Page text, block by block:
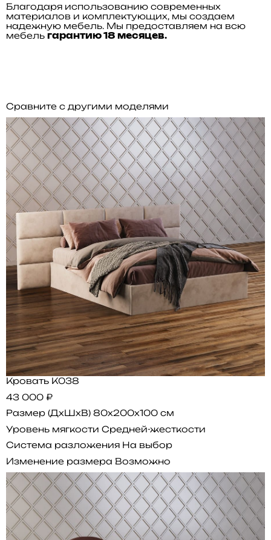
Благодаря использованию современных
материалов и комплектующих, мы создаем
надежную мебель. Мы предоставляем на всю
мебель гарантию 18 месяцев.
Сравните с другими моделями
Кровать K038
43 000 ₽
Размер (ДхШхВ) 80x200x100 см
Уровень мягкости Средней-жесткости
Система разложения На выбор
Изменение размера Возможно